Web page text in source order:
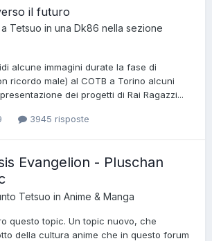
il futuro
Tetsuo in una Dk86 nella sezione
alcune immagini durate la fase di
ricordo male) al COTB a Torino alcuni
dei progetti di Rai Ragazzi...
3945 risposte
Evangelion - Pluschan
Tetsuo in Anime & Manga
questo topic. Un topic nuovo, che
della cultura anime che in questo forum